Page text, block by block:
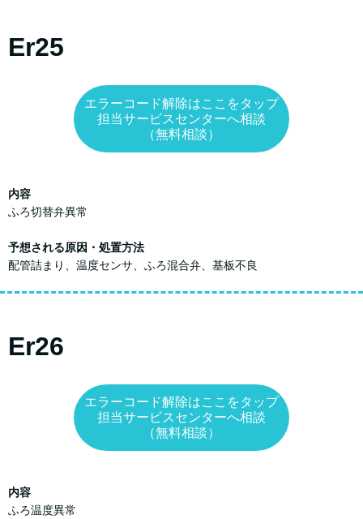
Er25
エラーコード解除はここをタップ
担当サービスセンターへ相談
（無料相談）
内容
ふろ切替弁異常
予想される原因・処置方法
配管詰まり、温度センサ、ふろ混合弁、基板不良
Er26
エラーコード解除はここをタップ
担当サービスセンターへ相談
（無料相談）
内容
ふろ温度異常